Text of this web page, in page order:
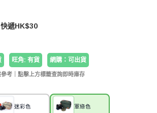
Small Camera Bag Army Green
遞HK$30
旺角: 有貨 網購：可出貨
考｜點擊上方標籤查詢即時庫存
迷彩色 軍綠色